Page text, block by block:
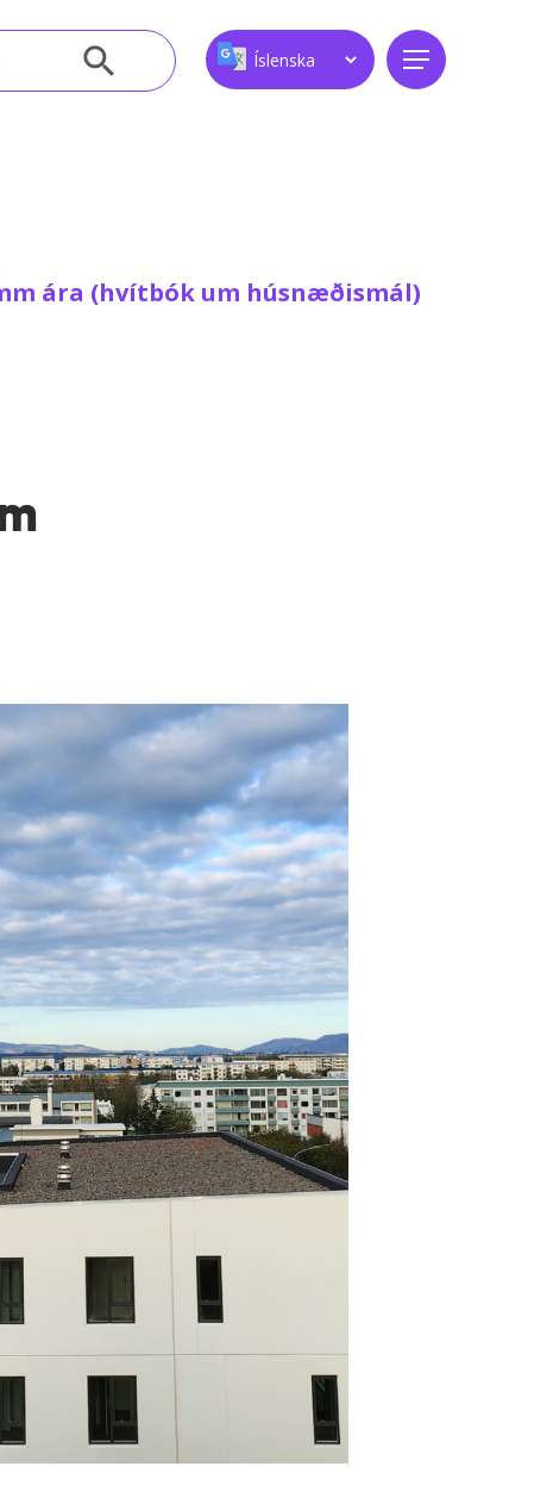
Leitarhnappur
Menu
ára (hvítbók um húsnæðismál)